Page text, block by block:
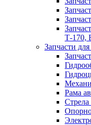
Т-170,
Запчасти
Рама
Стрела